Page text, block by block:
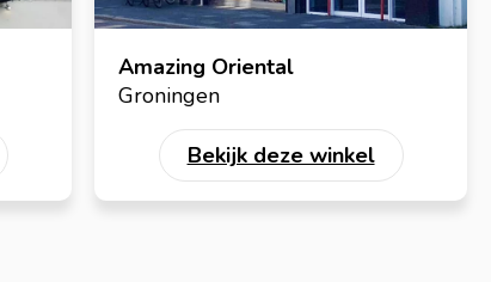
Amazing Oriental
Groningen
Bekijk deze winkel